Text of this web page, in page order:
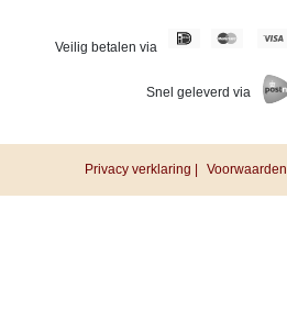
Veilig betalen via
Snel geleverd via
Privacy verklaring | Voorwaarden |